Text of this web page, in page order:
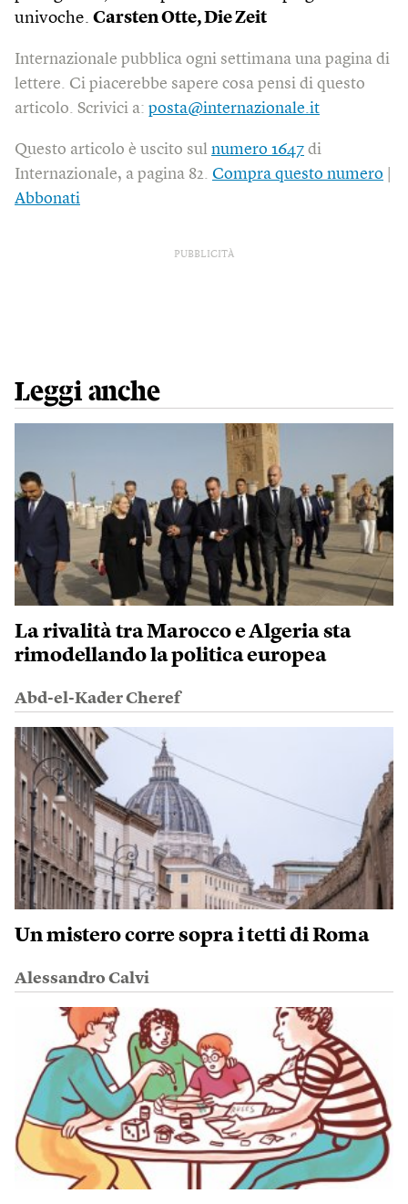
univoche. Carsten Otte, Die Zeit
Internazionale pubblica ogni settimana una pagina di
lettere. Ci piacerebbe sapere cosa pensi di questo
articolo. Scrivici a: posta@internazionale.it
Questo articolo è uscito sul numero 1647 di
Internazionale, a pagina 82. Compra questo numero
Abbonati
PUBBLICITÀ
Leggi anche
La rivalità tra Marocco e Algeria sta
rimodellando la politica europea
Abd-el-Kader Cheref
Un mistero corre sopra i tetti di Roma
Alessandro Calvi